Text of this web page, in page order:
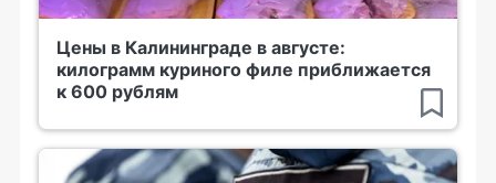
Цены в Калининграде в августе:
килограмм куриного филе приближается
к 600 рублям